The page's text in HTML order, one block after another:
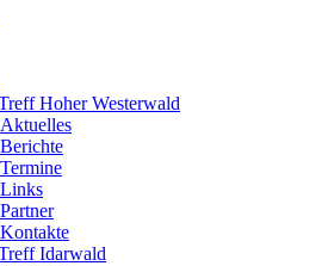
Hoher Westerwald
Aktuelles
Berichte
Termine
Links
Partner
Kontakte
Idarwald